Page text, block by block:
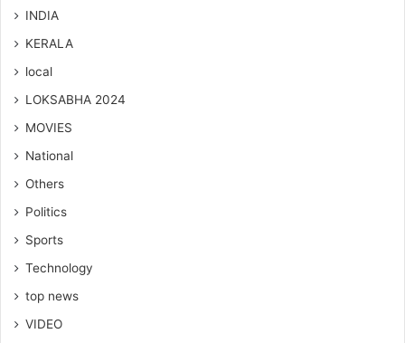
INDIA
KERALA
local
LOKSABHA 2024
MOVIES
National
Others
Politics
Sports
Technology
top news
VIDEO